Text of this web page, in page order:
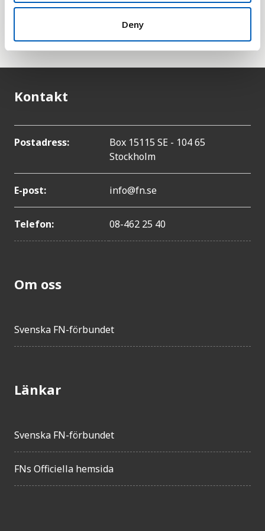
Deny
heller med i den här statistiken eftersom dessa tas
han om FN:s särskilda organ för palestinska
flyktingar,
Kontakt
Postadress:
Box 15115 SE - 104 65
Stockholm
E-post: info@fn.se
Telefon: 08-462 25 40
Om oss
Svenska FN-förbundet
Länkar
Svenska FN-förbundet
FNs Officiella hemsida